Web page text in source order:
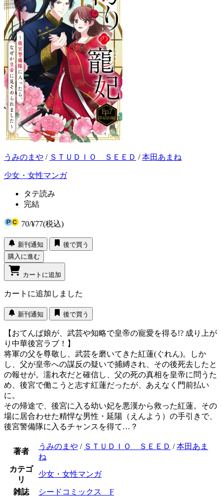
うみのまや / ＳＴＵＤＩＯ ＳＥＥＤ /本田あまね
少女・女性マンガ
タテ読み
完結
70/¥77(税込)
新刊通知
後で買う
購入に進む
カートに追加
カートに追加しました
新刊通知 後で買う
【おてんば娘が、武芸や知略で皇帝の寵愛を得る!? 成り上が
り中華後宮ラブ！】
将軍の父を尊敬し、武芸を磨いてきた紅蓮(ぐれん)。しか
し、父が皇帝への謀反の疑いで捕縛され、その後死去したと
の報せが。濡れ衣だと確信し、父の死の真相を皇帝に問うた
め、後宮で働こうと志す紅蓮だったが、あえなく門前払い
に。
その帰途で、後宮に入る幼い妃を悪漢から救った紅蓮。その
場に居合わせた精悍な男性・延陽（えんよう）の手引きで、
後宮警備隊に入るチャンスを得て…？
著者
うみのまや / ＳＴＵＤＩＯ ＳＥＥＤ /本田あま
ね
カテゴ
リ
少女・女性マンガ
雑誌
シードコミックス F